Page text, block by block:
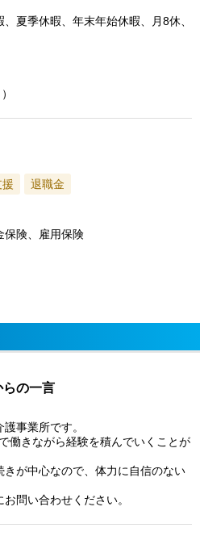
夏季休暇、年末年始休暇、月8休、
退職金
保険、雇用保険
らの一言
事業所です。
働きながら経験を積んでいくことが
が中心なので、体力に自信のない
問い合わせください。